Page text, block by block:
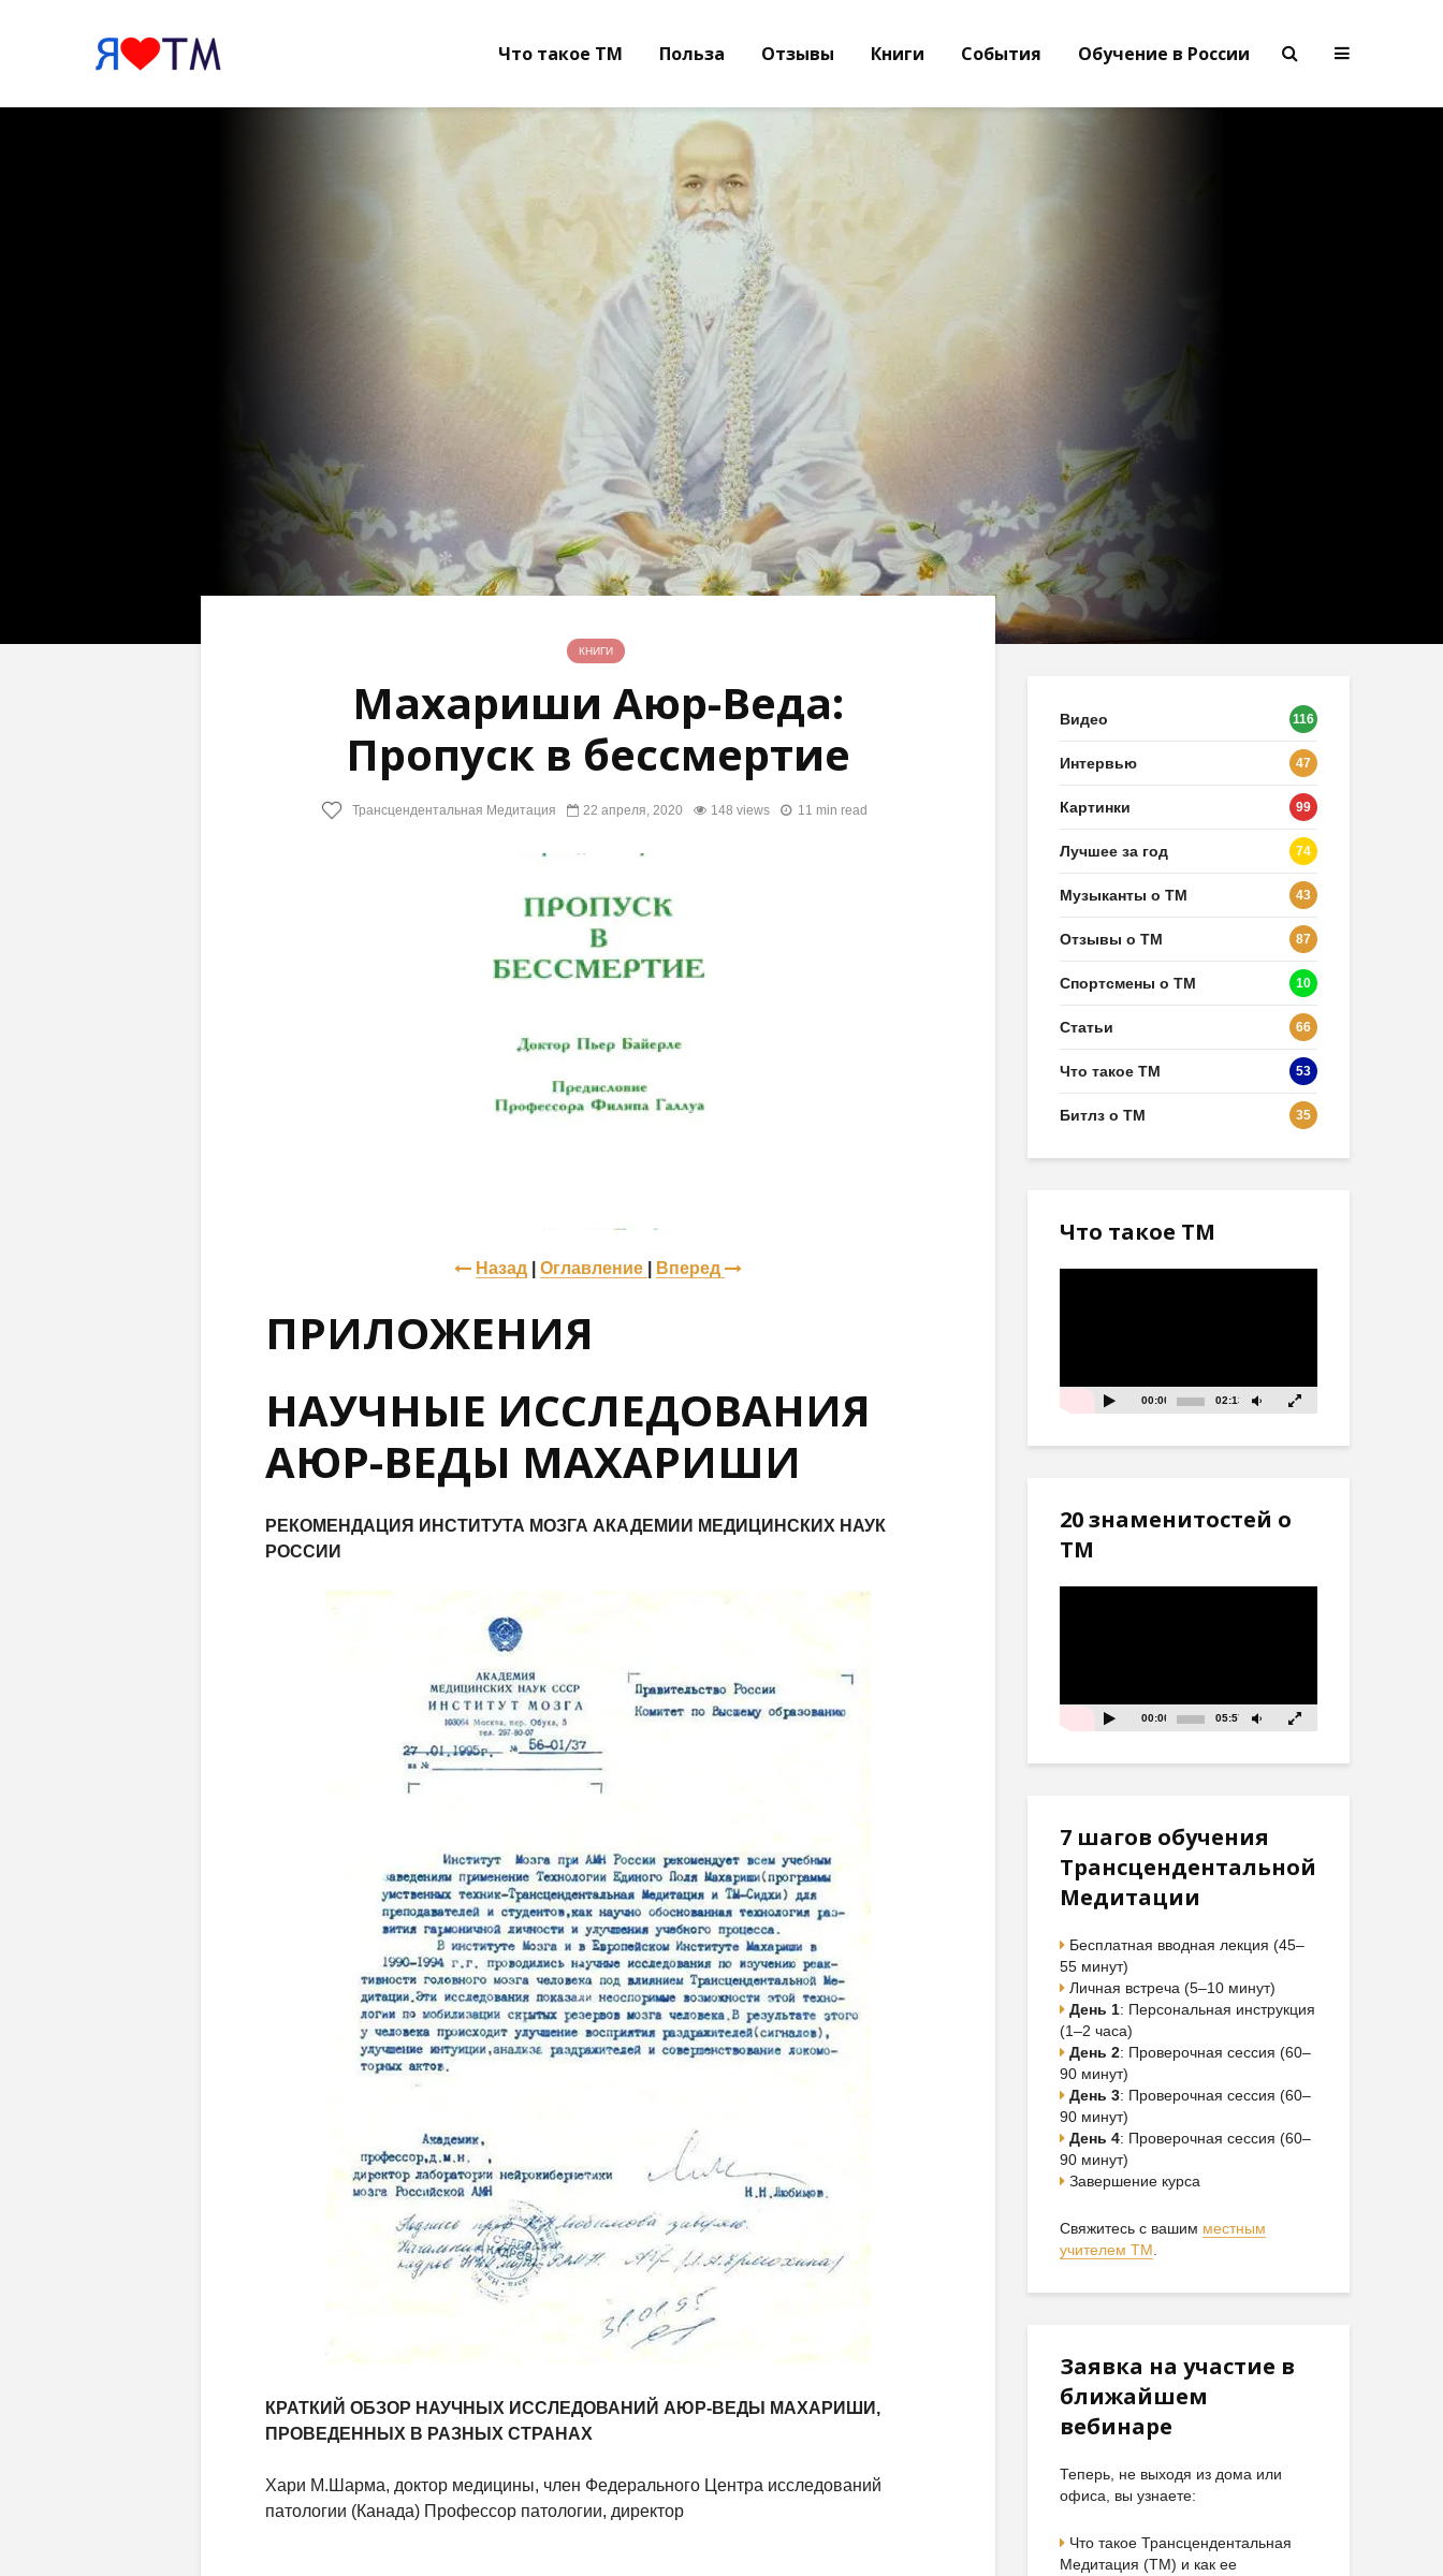
Что такое ТМ Польза Отзывы Книги События Обучение в России
КНИГИ
Махариши Аюр-Веда:
Пропуск в бессмертие
Трансцендентальная Медитация 22 апреля, 2020 148 views 11 min read
Назад Оглавление Вперед
ПРИЛОЖЕНИЯ
НАУЧНЫЕ ИССЛЕДОВАНИЯ
АЮР-ВЕДЫ МАХАРИШИ
РЕКОМЕНДАЦИЯ ИНСТИТУТА МОЗГА АКАДЕМИИ МЕДИЦИНСКИХ НАУК
РОССИИ
КРАТКИЙ ОБЗОР НАУЧНЫХ ИССЛЕДОВАНИЙ АЮР-ВЕДЫ МАХАРИШИ,
ПРОВЕДЕННЫХ В РАЗНЫХ СТРАНАХ
Хари М.Шарма, доктор медицины, член Федерального Центра исследований
патологии (Канада) Профессор патологии, директор
Видео 116
Интервью 47
Картинки 99
Лучшее за год 74
Музыканты о ТМ 43
Отзывы о ТМ 87
Спортсмены о ТМ 10
Статьи 66
Что такое ТМ 53
Битлз о ТМ 35
Что такое ТМ
00:00 02:13
20 знаменитостей о
ТМ
00:00 05:57
7 шагов обучения
Трансцендентальной
Медитации
Бесплатная вводная лекция (45–
55 минут)
Личная встреча (5–10 минут)
День 1: Персональная инструкция
(1–2 часа)
День 2: Проверочная сессия (60–
90 минут)
День 3: Проверочная сессия (60–
90 минут)
День 4: Проверочная сессия (60–
90 минут)
Завершение курса
Свяжитесь с вашим местным
учителем ТМ
Заявка на участие в
ближайшем
вебинаре
Теперь, не выходя из дома или
офиса, вы узнаете:
Что такое Трансцендентальная
Медитация (ТМ) и как ее